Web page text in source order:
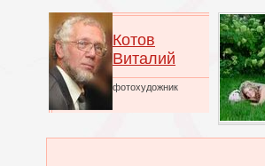
Котов
Виталий
фотохудожник